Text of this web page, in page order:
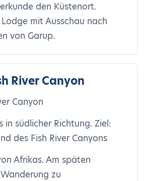
den Küstenort.
mit Ausschau nach
von Garup.
River Canyon
Canyon
in südlicher Richtung. Ziel:
des Fish River Canyons
Afrikas. Am späten
zu